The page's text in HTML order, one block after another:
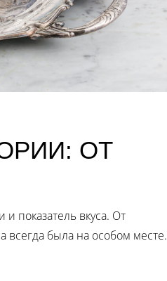
ОТ
показатель вкуса. От
всегда была на особом месте.